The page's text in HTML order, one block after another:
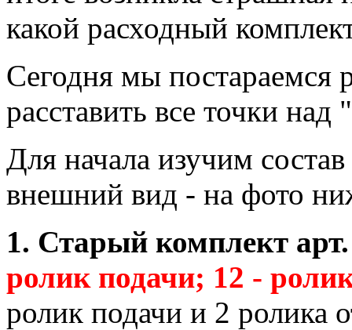
какой расходный
Сегодня мы постараемся
расставить все точки над
Для начала изучим
внешний вид - на фото
1. Старый комплект
ролик подачи; 12 -
ролик подачи и 2 ролика